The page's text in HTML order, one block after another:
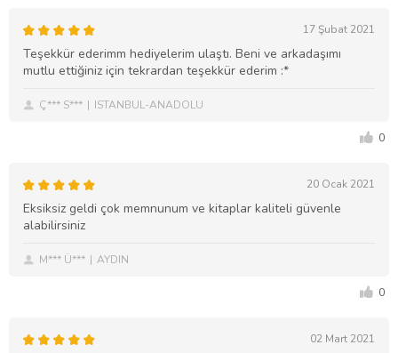
17 Şubat 2021
Teşekkür ederimm hediyelerim ulaştı. Beni ve arkadaşımı
mutlu ettiğiniz için tekrardan teşekkür ederim :*
Ç*** S*** ISTANBUL-ANADOLU
0
20 Ocak 2021
Eksiksiz geldi çok memnunum ve kitaplar kaliteli güvenle
alabilirsiniz
M*** Ü*** AYDIN
0
02 Mart 2021